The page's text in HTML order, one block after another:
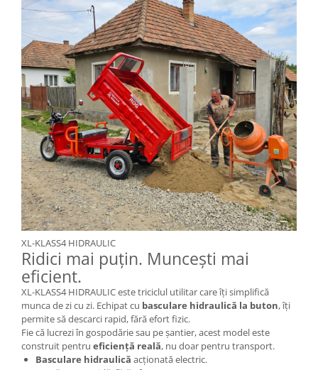
XL-KLASS4 HIDRAULIC
Ridici mai puțin. Muncești mai
eficient.
XL-KLASS4 HIDRAULIC este triciclul utilitar care îți simplifică
munca de zi cu zi. Echipat cu basculare hidraulică la buton, îți
permite să descarci rapid, fără efort fizic.
Fie că lucrezi în gospodărie sau pe șantier, acest model este
construit pentru eficiență reală, nu doar pentru transport.
Basculare hidraulică acționată electric.